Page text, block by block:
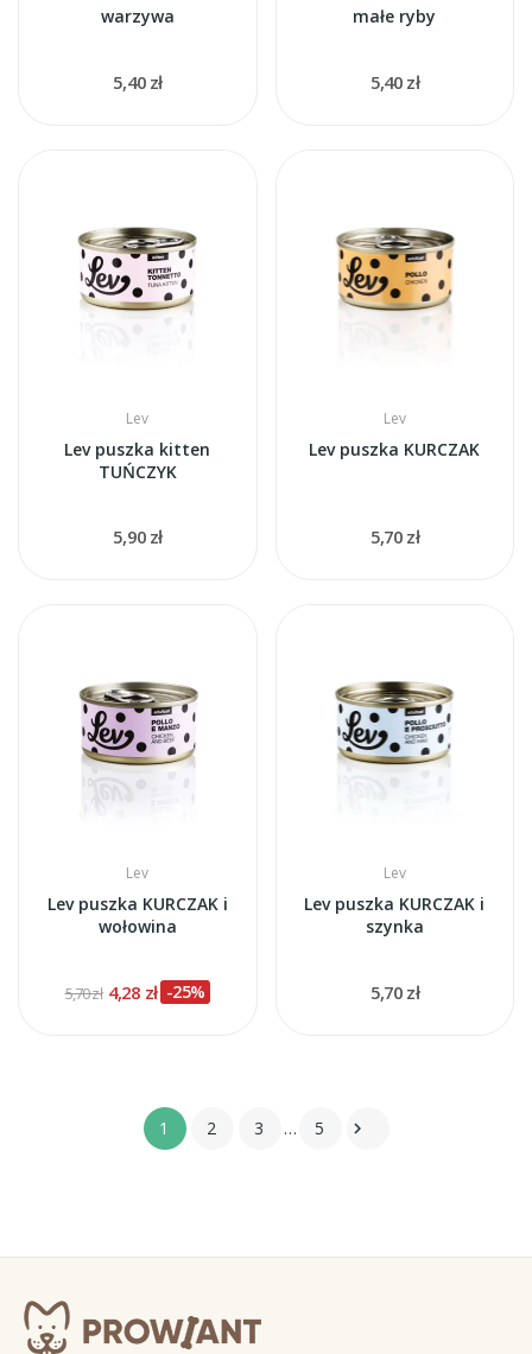
warzywa
5,40 zł
małe ryby
5,40 zł
Lev
Lev puszka kitten
TUŃCZYK
5,90 zł
Lev
Lev puszka KURCZAK
5,70 zł
Lev
Lev puszka KURCZAK i
wołowina
5,70 zł 4,28 zł -25%
Lev
Lev puszka KURCZAK i
szynka
5,70 zł
1 2 3 … 5 